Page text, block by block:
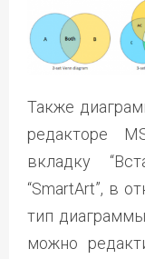
Также
редакторе
вкладку
“SmartArt”, в
тип
можно